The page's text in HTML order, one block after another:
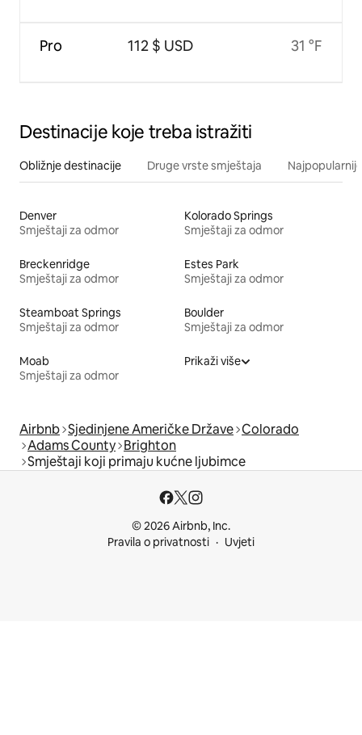
Pro 112 $ USD 31 °F
Destinacije koje treba istražiti
Obližnje destinacije Druge vrste smještaja
Denver
Smještaji za odmor
Kolorado Springs
Smještaji za odmor
Breckenridge
Smještaji za odmor
Estes Park
Smještaji za odmor
Steamboat Springs
Smještaji za odmor
Boulder
Smještaji za odmor
Moab
Smještaji za odmor
Prikaži više
Airbnb Sjedinjene Američke Države Colorado
Adams County Brighton
Smještaji koji primaju kućne ljubimce
© 2026 Airbnb, Inc.
Pravila o privatnosti
Uvjeti